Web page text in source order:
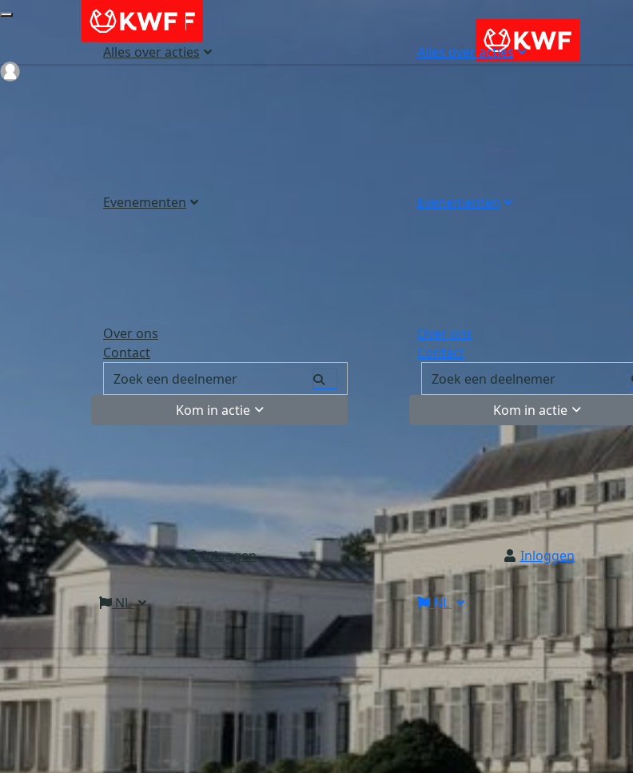
Alles over acties
Evenementen
Over ons
Contact
Kom in actie
Inloggen
NL
Alles over acties
Evenementen
Over ons
Contact
Kom in actie
Inloggen
NL